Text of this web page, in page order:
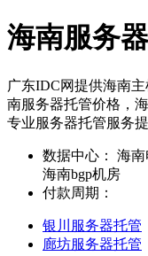
海南服务
广东IDC网提供海南
南服务器托管价格，
专业服务器托管服务
数据中心：
海
海南bgp机房
付款周期：
银川服务器托管
廊坊服务器托管